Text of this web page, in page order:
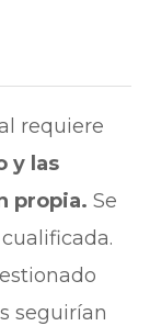
requiere
y las
propia. Se
seguirían